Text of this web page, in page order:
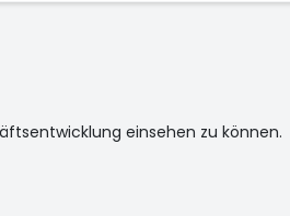
einsehen zu können.